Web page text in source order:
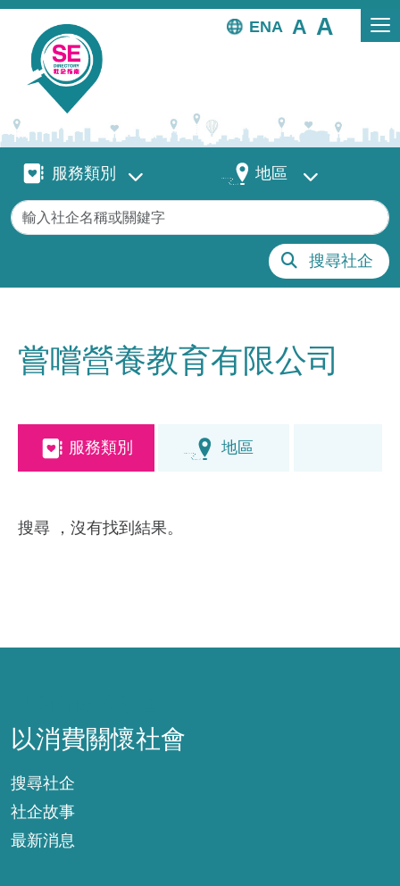
移至主內容
EN
服務類別服務類別 地區 地區
關鍵字
搜尋社企
嘗嚐營養教育有限公司
服務類別 地區
搜尋 ，沒有找到結果。
以消費關懷社會
搜尋社企
社企故事
最新消息